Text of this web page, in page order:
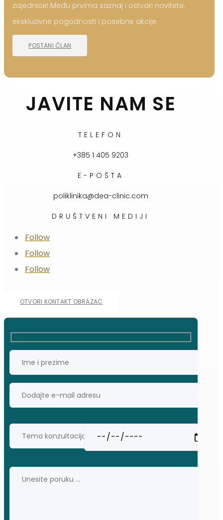
zajednice! Među prvima saznaj i ostvari novitete,
ekskluzivne pogodnosti i posebne akcije.
POSTANI ČLAN
JAVITE NAM SE
TELEFON
+385 1 405 9203
E-POŠTA
poliklinika@dea-clinic.com
DRUŠTVENI MEDIJI
Follow
Follow
Follow
OTVORI KONTAKT OBRAZAC